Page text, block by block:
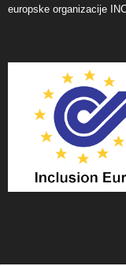
europske organizacije